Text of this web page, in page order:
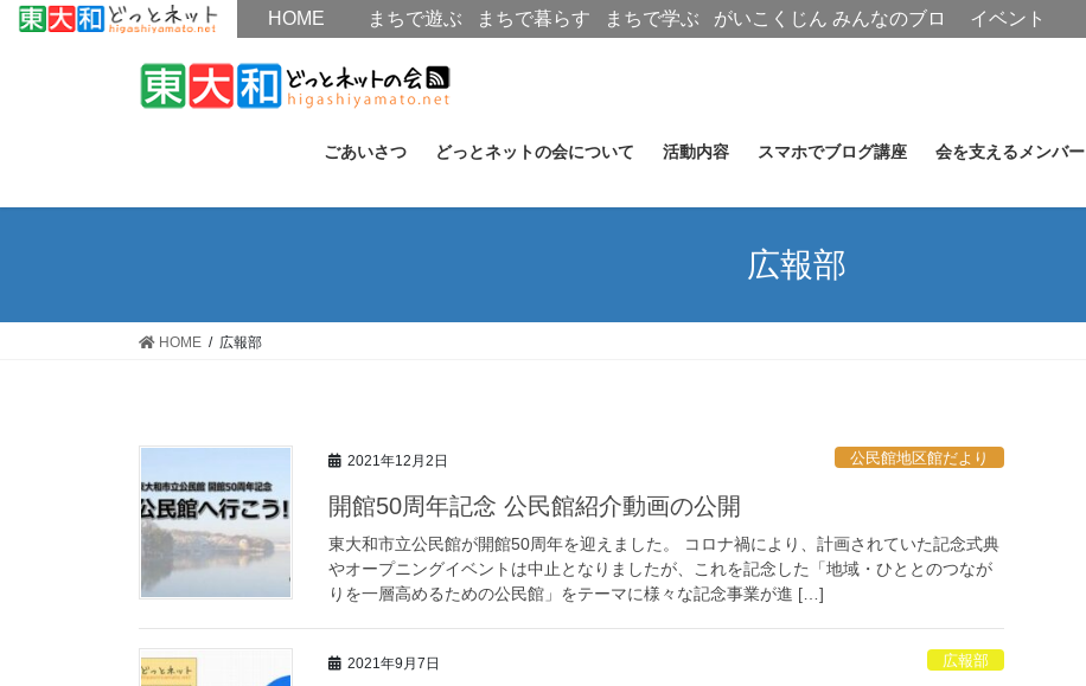
ごあいさつ どっとネットの会について 活動内容 スマホでブログ講座 会を支えるメンバー
広報部
HOME 広報部
2021年12月2日 公民館地区館だより
開館50周年記念 公民館紹介動画の公開
東大和市立公民館が開館50周年を迎えました。 コロナ禍により、計画されていた記念式典
やオープニングイベントは中止となりましたが、これを記念した「地域・ひととのつなが
りを一層高めるための公民館」をテーマに様々な記念事業が進 […]
2021年9月7日 広報部
HOMEHOME まちで遊ぶ まちで暮らす まちで学ぶ がいこくじん みんなのブロ
イベント